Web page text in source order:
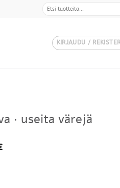
KIRJAUDU /
· useita värejä